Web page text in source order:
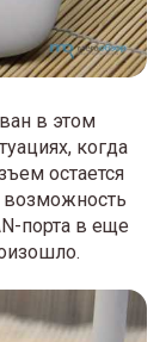
в этом
когда
остается
порта в еще